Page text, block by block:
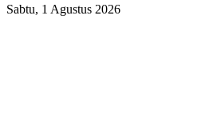
Sabtu, 1 Agustus 2026